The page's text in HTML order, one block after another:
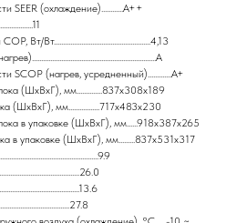
SEER (охлаждение)............A++
Вт/Вт.....................................................4,13
SCOP (нагрев, усредненный).............A+
(ШxВxГ), мм..............837x308x189
(ШxВxГ), мм.................717x483x230
в упаковке (ШxВxГ), мм......918x387x265
в упаковке (ШxВxГ), мм.........837x531x317